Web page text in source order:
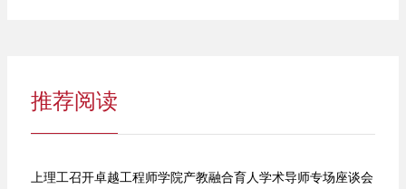
推荐阅读
上理工召开卓越工程师学院产教融合育人学术导师专场座谈会